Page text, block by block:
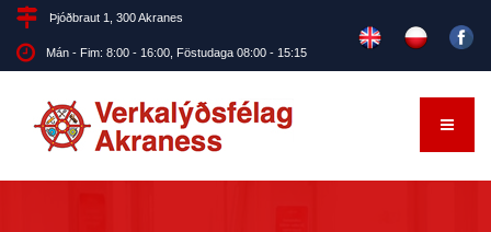
Þjóðbraut 1, 300 Akranes
Mán - Fim: 8:00 - 16:00, Föstudaga 08:00 - 15:15